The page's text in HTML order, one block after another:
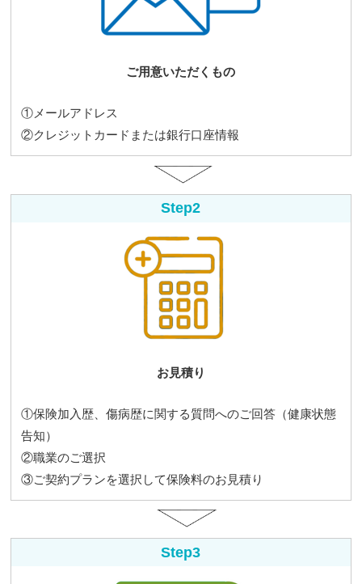
ご用意いただくもの
①メールアドレス
②クレジットカードまたは銀行口座情報
Step2
お見積り
①保険加入歴、傷病歴に関する質問へのご回答（健康状態
告知）
②職業のご選択
③ご契約プランを選択して保険料のお見積り
Step3